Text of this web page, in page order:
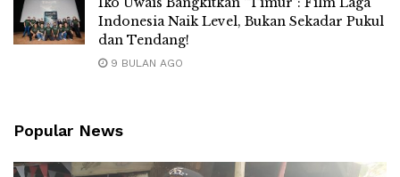
Indonesia Naik Level, Bukan Sekadar Pukul
dan Tendang!
9 BULAN AGO
Popular News